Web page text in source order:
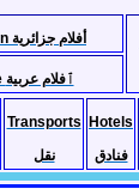
Cinéma Algérien أفلام جزائرية
Cinéma Arabe ٱفلام عربية
Transports
نقل
Hotels
فنادق